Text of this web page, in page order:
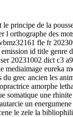
principe de la
orthographe des
fle fr
id title genre
20231002 dict c3
eureka
grec ancien les
amorphe
somatique une
un
le zele la